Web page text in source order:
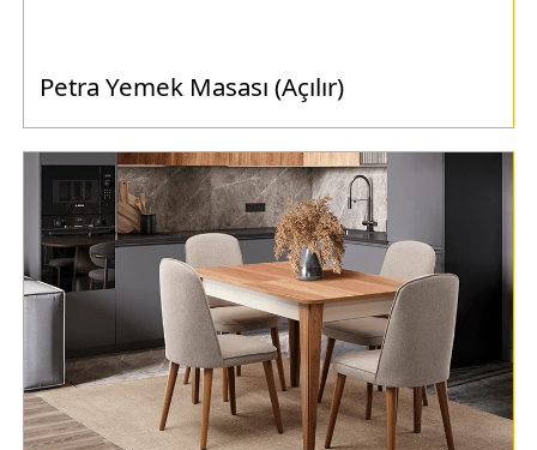
Petra Yemek Masası (Açılır)